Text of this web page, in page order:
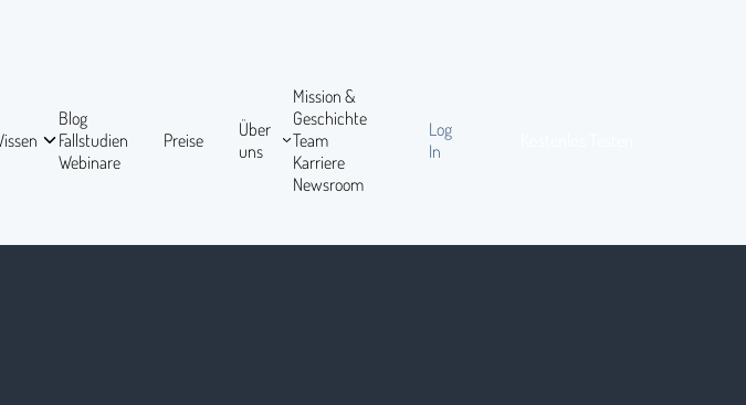
Blog
Fallstudien
Webinare
Preise
Über
uns
Mission &
Geschichte
Team
Karriere
Newsroom
Log
In